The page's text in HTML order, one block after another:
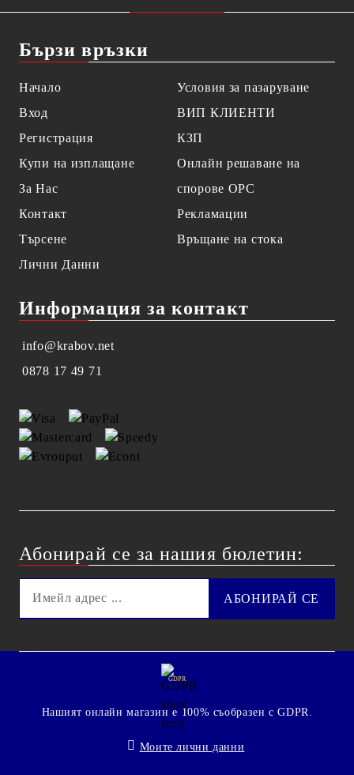
Бързи връзки
Начало
Вход
Регистрация
Купи на изплащане
За Нас
Контакт
Търсене
Лични Данни
Условия за пазаруване
ВИП КЛИЕНТИ
КЗП
Онлайн решаване на
спорове OPC
Рекламации
Връщане на стока
Информация за контакт
info@krabov.net
0878 17 49 71
Абонирай се за нашия бюлетин:
GDPR
Нашият онлайн магазин е 100% съобразен с GDPR.
Моите лични данни